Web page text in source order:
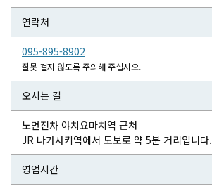
연락처
095-895-8902
잘못 걸지 않도록 주의해 주십시오.
오시는 길
노면전차 야치요마치역 근처
JR 나가사키역에서 도보로 약 5분 거리입니다.
영업시간